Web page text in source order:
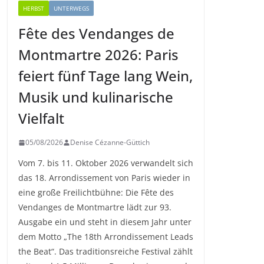
HERBST UNTERWEGS
Fête des Vendanges de
Montmartre 2026: Paris
feiert fünf Tage lang Wein,
Musik und kulinarische
Vielfalt
05/08/2026 Denise Cézanne-Güttich
Vom 7. bis 11. Oktober 2026 verwandelt sich
das 18. Arrondissement von Paris wieder in
eine große Freilichtbühne: Die Fête des
Vendanges de Montmartre lädt zur 93.
Ausgabe ein und steht in diesem Jahr unter
dem Motto „The 18th Arrondissement Leads
the Beat“. Das traditionsreiche Festival zählt